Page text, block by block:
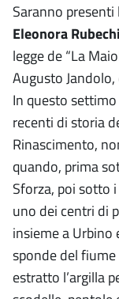
Saranno presenti
Eleonora
legge de “La
Augusto
In questo
recenti di storia
Rinascimento,
quando, prima
Sforza, poi sotto
uno dei centri di
insieme a Urbino
sponde del
estratto l’argilla